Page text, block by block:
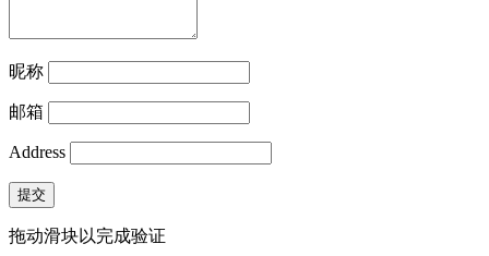
昵称
邮箱
Address
提交
拖动滑块以完成验证